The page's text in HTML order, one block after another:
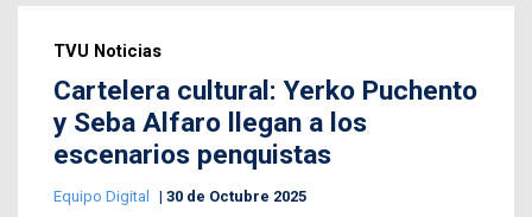
TVU Noticias
Cartelera cultural: Yerko Puchento
y Seba Alfaro llegan a los
escenarios penquistas
Equipo Digital 30 de Octubre 2025